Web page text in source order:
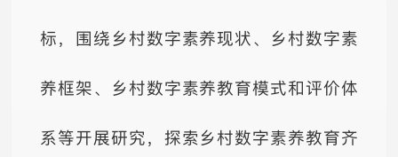
标，围绕乡村数字素养现状、乡村数字素
养框架、乡村数字素养教育模式和评价体
系等开展研究，探索乡村数字素养教育齐